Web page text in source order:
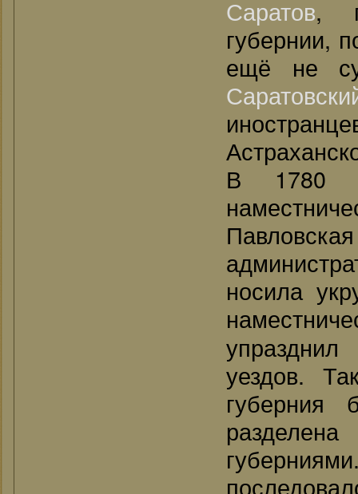
Саратов,
губернии,
ещё не
В 1780
носила
уездов.
губерния